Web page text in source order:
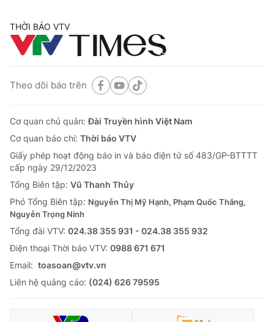
THỜI BÁO VTV
Theo dõi báo trên
Cơ quan chủ quản:Đài Truyền hình Việt Nam
Cơ quan báo chí: Thời báo VTV
Giấy phép hoạt động báo in và báo điện tử số 483/GP-BTTTT
cấp ngày 29/12/2023
Tổng Biên tập: Vũ Thanh Thủy
Phó Tổng Biên tập: Nguyễn Thị Mỹ Hạnh, Phạm Quốc Thắng,
Nguyễn Trọng Ninh
Tổng đài VTV: 024.38 355 931 - 024.38 355 932
Ðiện thoại Thời báo VTV: 0988 671 671
Email: toasoan@vtv.vn
Liên hệ quảng cáo: (024) 626 79595